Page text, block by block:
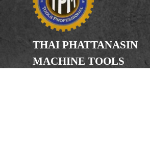
THAI PHATTANASIN
MACHINE TOOLS